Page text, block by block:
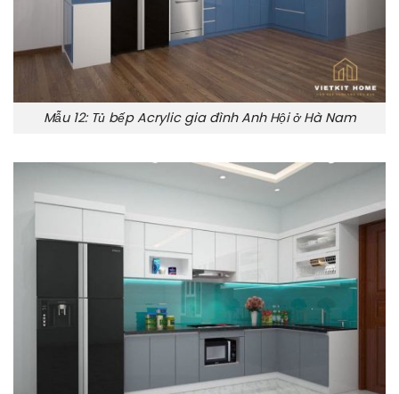
Mẫu 12: Tủ bếp Acrylic gia đình Anh Hội ở Hà Nam